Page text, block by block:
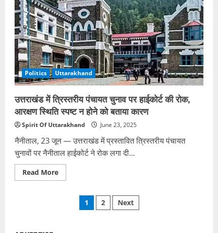
बाहर
निकाला
गया।
जानी
नुकसान
होने
से
बचाव
हो
गया
है।
मौके
पहुंची
फायर
ब्रिगेड
की
गाड़ियों
कड़ी
मश्कत
के
बाद
आग
पर
काबू
पातालगंगा
में
कार
पर
गिरा
पत्थर,
महिला
की
मौत,
पति
और
बेटी
घायल
Politics Uttarakhand
उत्तराखंड में त्रिस्तरीय पंचायत चुनाव पर हाईकोर्ट की रोक,
आरक्षण स्थिति स्पष्ट न होने को बताया कारण
Spirit Of Uttarakhand June 23, 2025
नैनीताल, 23 जून — उत्तराखंड में प्रस्तावित त्रिस्तरीय पंचायत
चुनावों पर नैनीताल हाईकोर्ट ने रोक लगा दी...
Read MoreRead
more
Posts
1 2 Next